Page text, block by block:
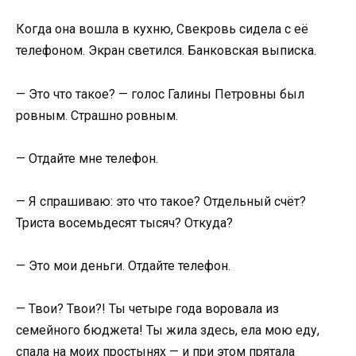
Когда она вошла в кухню, Свекровь сидела с её
телефоном. Экран светился. Банковская выписка.
— Это что такое? — голос Галины Петровны был
ровным. Страшно ровным.
— Отдайте мне телефон.
— Я спрашиваю: это что такое? Отдельный счёт?
Триста восемьдесят тысяч? Откуда?
— Это мои деньги. Отдайте телефон.
— Твои? Твои?! Ты четыре года воровала из
семейного бюджета! Ты жила здесь, ела мою еду,
спала на моих простынях — и при этом прятала